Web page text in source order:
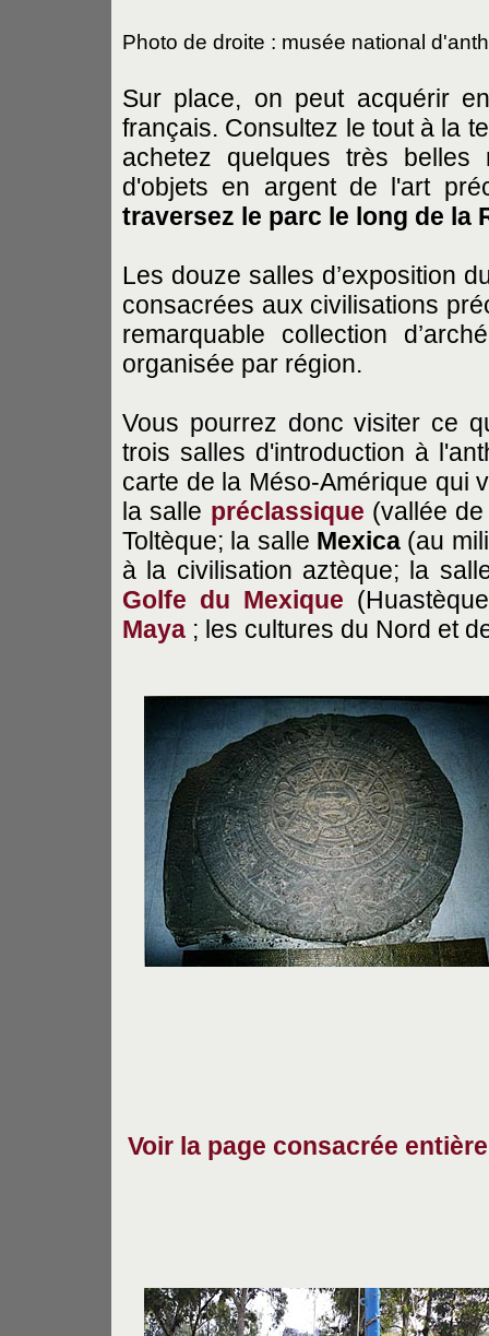
Photo de droite : musée national
Sur place, on peut acquérir
français. Consultez le tout à la
achetez quelques très
d'objets en argent de l'art
traversez le parc le long de la
Les douze salles d’exposition
consacrées aux civilisations
remarquable collection
organisée par région.
Vous pourrez donc visiter ce
trois salles d'introduction à
carte de la Méso-Amérique qui
la salle préclassique (vallée
Toltèque; la salle Mexica(au
à la civilisation aztèque; la
Golfe du Mexique
Maya ; les cultures du Nord et
Voir la page consacrée